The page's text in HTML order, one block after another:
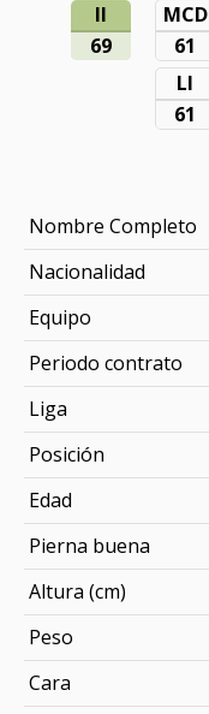
II
69
MCD
61
LI
61
Nombre Completo
Nacionalidad
Equipo
Periodo contrato
Liga
Posición
Edad
Pierna buena
Altura (cm)
Peso
Cara